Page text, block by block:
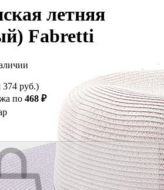
летняя
Fabretti
руб.)
по 468 ₽